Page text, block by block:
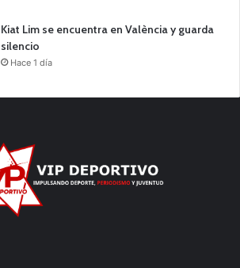
Kiat Lim se encuentra en València y guarda
silencio
Hace 1 día